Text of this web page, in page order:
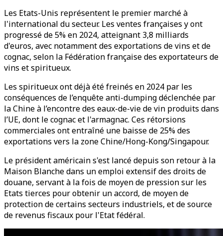
Les Etats-Unis représentent le premier marché à
l'international du secteur. Les ventes françaises y ont
progressé de 5% en 2024, atteignant 3,8 milliards
d'euros, avec notamment des exportations de vins et de
cognac, selon la Fédération française des exportateurs de
vins et spiritueux.
Les spiritueux ont déjà été freinés en 2024 par les
conséquences de l’enquête anti-dumping déclenchée par
la Chine à l’encontre des eaux-de-vie de vin produits dans
l’UE, dont le cognac et l'armagnac. Ces rétorsions
commerciales ont entraîné une baisse de 25% des
exportations vers la zone Chine/Hong-Kong/Singapour.
Le président américain s'est lancé depuis son retour à la
Maison Blanche dans un emploi extensif des droits de
douane, servant à la fois de moyen de pression sur les
Etats tierces pour obtenir un accord, de moyen de
protection de certains secteurs industriels, et de source
de revenus fiscaux pour l'Etat fédéral.